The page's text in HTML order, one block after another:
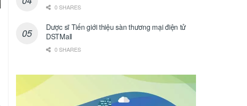
0 SHARES
Dược sĩ Tiến giới thiệu sàn thương mại điện tử
DSTMall
0 SHARES